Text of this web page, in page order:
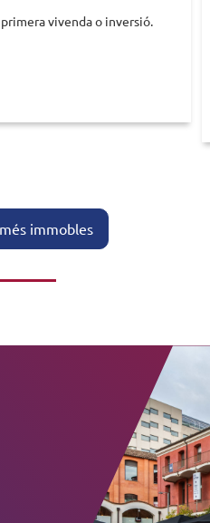
vivenda o inversió.
immobles